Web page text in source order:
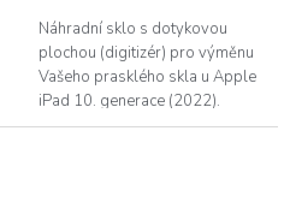
Náhradní sklo s dotykovou
plochou (digitizér) pro výměnu
Vašeho prasklého skla u Apple
iPad 10. generace (2022).
PREMIUM kvalita - doživotní